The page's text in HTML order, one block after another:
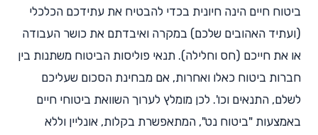
ביטוח חיים הינה חיונית בכדי להבטיח את עתידכם הכלכלי
(ועתיד האהובים שלכם) במקרה ואיבדתם את כושר העבודה
או את חייכם (חס וחלילה). תנאי פוליסות הביטוח משתנות בין
חברות ביטוח כאלו ואחרות, אם מבחינת הסכום שעליכם
לשלם, התנאים וכו'. לכן מומלץ לערוך השוואת ביטוחי חיים
באמצעות "ביטוח נט", המתאפשרת בקלות, אונליין וללא